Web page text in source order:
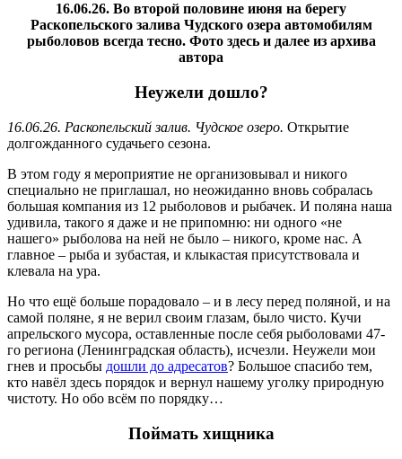
16.06.26. Во второй половине июня на берегу
Раскопельского залива Чудского озера автомобилям
рыболовов всегда тесно. Фото здесь и далее из архива
автора
Неужели дошло?
16.06.26. Раскопельский залив. Чудское озеро. Открытие
долгожданного судачьего сезона.
В этом году я мероприятие не организовывал и никого
специально не приглашал, но неожиданно вновь собралась
большая компания из 12 рыболовов и рыбачек. И поляна наша
удивила, такого я даже и не припомню: ни одного «не
нашего» рыболова на ней не было – никого, кроме нас. А
главное – рыба и зубастая, и клыкастая присутствовала и
клевала на ура.
Но что ещё больше порадовало – и в лесу перед поляной, и на
самой поляне, я не верил своим глазам, было чисто. Кучи
апрельского мусора, оставленные после себя рыболовами 47-
го региона (Ленинградская область), исчезли. Неужели мои
гнев и просьбы дошли до адресатов? Большое спасибо тем,
кто навёл здесь порядок и вернул нашему уголку природную
чистоту. Но обо всём по порядку…
Поймать хищника